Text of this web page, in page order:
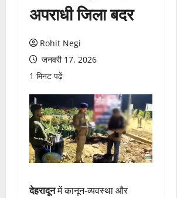
अपराधी जिला बदर
Rohit Negi
जनवरी 17, 2026
1 मिनट पढ़ें
देहरादूनमें कानून-व्यवस्था और